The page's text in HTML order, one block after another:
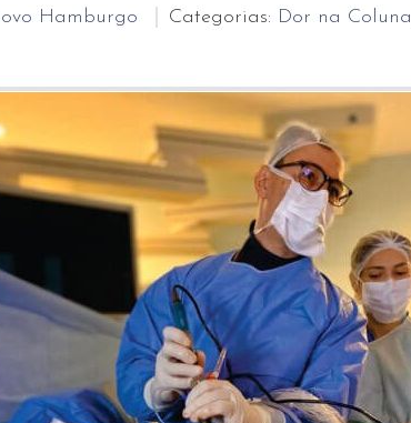
Hamburgo Categorias: Dor na Coluna